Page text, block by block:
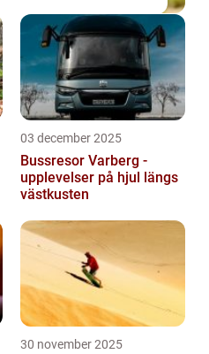
03 december 2025
Bussresor Varberg -
upplevelser på hjul längs
västkusten
30 november 2025